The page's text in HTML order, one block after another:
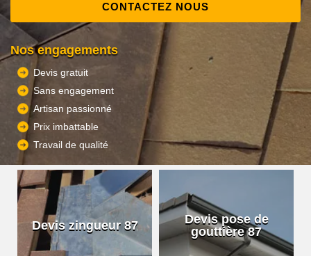
CONTACTEZ NOUS
Nos engagements
Devis gratuit
Sans engagement
Artisan passionné
Prix imbattable
Travail de qualité
Devis zingueur 87
Devis pose de
gouttière 87